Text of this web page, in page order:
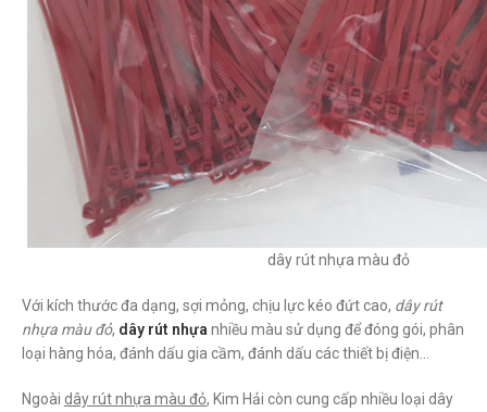
dây rút nhựa màu đỏ
Với kích thước đa dạng, sợi mỏng, chịu lực kéo đứt cao, dây rút
nhựa màu đỏ, dây rút nhựa nhiều màu sử dụng để đóng gói, phân
loại hàng hóa, đánh dấu gia cầm, đánh dấu các thiết bị điện…
Ngoài dây rút nhựa màu đỏ, Kim Hải còn cung cấp nhiều loại dây